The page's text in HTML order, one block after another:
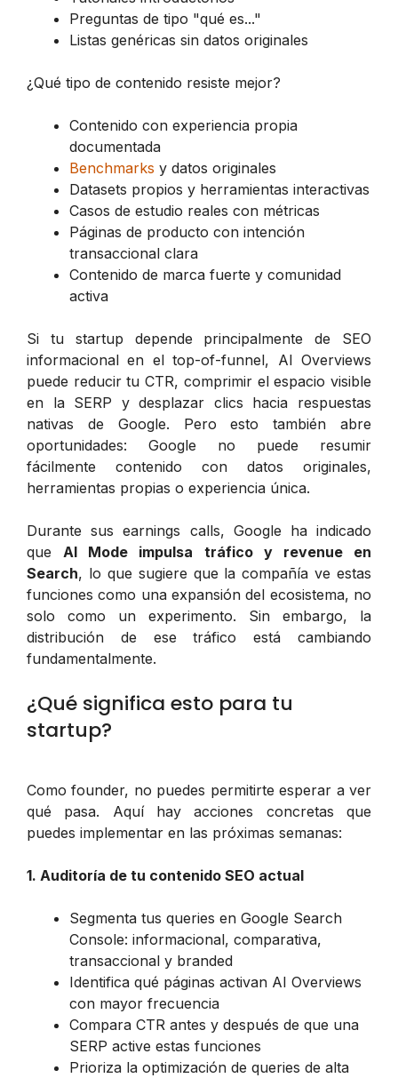
Preguntas de tipo "qué es..."
Listas genéricas sin datos originales
¿Qué tipo de contenido resiste mejor?
Contenido con experiencia propia
documentada
Benchmarks y datos originales
Datasets propios y herramientas interactivas
Casos de estudio reales con métricas
Páginas de producto con intención
transaccional clara
Contenido de marca fuerte y comunidad
activa
Si tu startup depende principalmente de SEO
informacional en el top-of-funnel, AI Overviews
puede reducir tu CTR, comprimir el espacio visible
en la SERP y desplazar clics hacia respuestas
nativas de Google. Pero esto también abre
oportunidades: Google no puede resumir
fácilmente contenido con datos originales,
herramientas propias o experiencia única.
Durante sus earnings calls, Google ha indicado
que AI Mode impulsa tráfico y revenue en
Search, lo que sugiere que la compañía ve estas
funciones como una expansión del ecosistema, no
solo como un experimento. Sin embargo, la
distribución de ese tráfico está cambiando
fundamentalmente.
¿Qué significa esto para tu
startup?
Como founder, no puedes permitirte esperar a ver
qué pasa. Aquí hay acciones concretas que
puedes implementar en las próximas semanas:
1. Auditoría de tu contenido SEO actual
Segmenta tus queries en Google Search
Console: informacional, comparativa,
transaccional y branded
Identifica qué páginas activan AI Overviews
con mayor frecuencia
Compara CTR antes y después de que una
SERP active estas funciones
Prioriza la optimización de queries de alta